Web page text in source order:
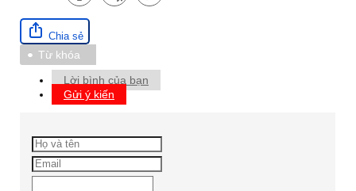
Chia sẻ
Từ khóa
Lời bình của bạn
Gửi ý kiến